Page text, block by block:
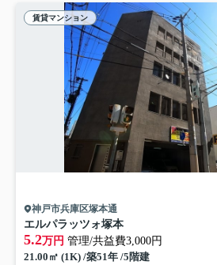
賃貸マンション
神戸市兵庫区塚本通
エルパラッツォ塚本
5.2万円 管理/共益費3,000円
21.00㎡ (1K) /築51年 /5階建